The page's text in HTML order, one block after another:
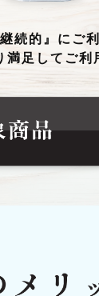
続的』にご
足してご利